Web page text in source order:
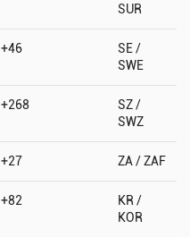
SUR
+46
SE /
SWE
+268
SZ /
SWZ
+27 ZA / ZAF
+82
KR /
KOR